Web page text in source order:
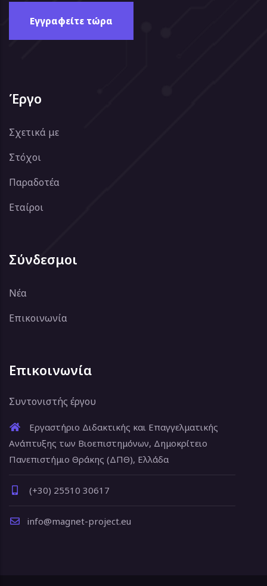
Έργο
Σχετικά με
Στόχοι
Παραδοτέα
Εταίροι
Σύνδεσμοι
Νέα
Επικοινωνία
Επικοινωνία
Συντονιστής έργου
Εργαστήριο Διδακτικής και Επαγγελματικής
Ανάπτυξης των Βιοεπιστημόνων, Δημοκρίτειο
Πανεπιστήμιο Θράκης (ΔΠΘ), Ελλάδα
(+30) 25510 30617
info@magnet-project.eu